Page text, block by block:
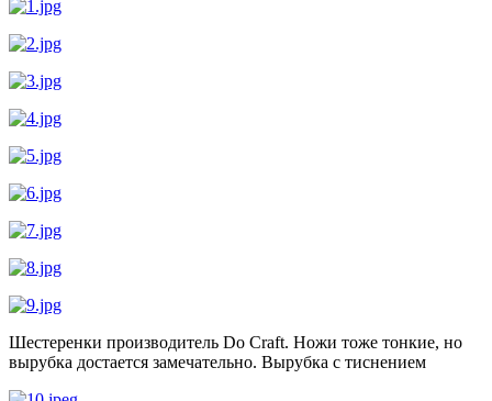
Шестеренки производитель Do Craft. Ножи тоже тонкие, но
вырубка достается замечательно. Вырубка с тиснением